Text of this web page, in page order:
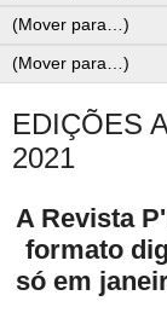
EDIÇÕES
2021
A Revista
formato
só em